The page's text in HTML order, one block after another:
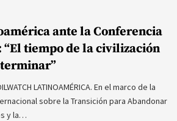
ante la Conferencia
“El tiempo de la civilización
LATINOAMÉRICA. En el marco de la
sobre la Transición para Abandonar
y la…